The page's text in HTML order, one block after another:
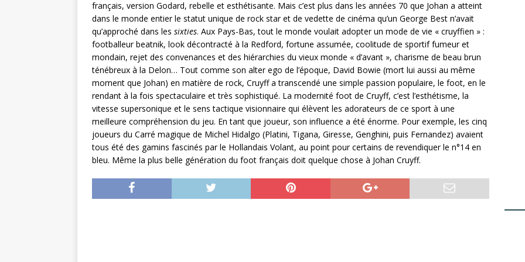
français, version Godard, rebelle et esthétisante. Mais c’est plus dans les années 70 que Johan a atteint
dans le monde entier le statut unique de rock star et de vedette de cinéma qu’un George Best n’avait
qu’approché dans les sixties. Aux Pays-Bas, tout le monde voulait adopter un mode de vie « cruyffien » :
footballeur beatnik, look décontracté à la Redford, fortune assumée, coolitude de sportif fumeur et
mondain, rejet des convenances et des hiérarchies du vieux monde « d’avant », charisme de beau brun
ténébreux à la Delon… Tout comme son alter ego de l’époque, David Bowie (mort lui aussi au même
moment que Johan) en matière de rock, Cruyff a transcendé une simple passion populaire, le foot, en le
rendant à la fois spectaculaire et très sophistiqué. La modernité foot de Cruyff, c’est l’esthétisme, la
vitesse supersonique et le sens tactique visionnaire qui élèvent les adorateurs de ce sport à une
meilleure compréhension du jeu. En tant que joueur, son influence a été énorme. Pour exemple, les cinq
joueurs du Carré magique de Michel Hidalgo (Platini, Tigana, Giresse, Genghini, puis Fernandez) avaient
tous été des gamins fascinés par le Hollandais Volant, au point pour certains de revendiquer le n°14 en
bleu. Même la plus belle génération du foot français doit quelque chose à Johan Cruyff.